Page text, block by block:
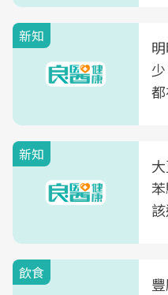
新知
新知
飲食